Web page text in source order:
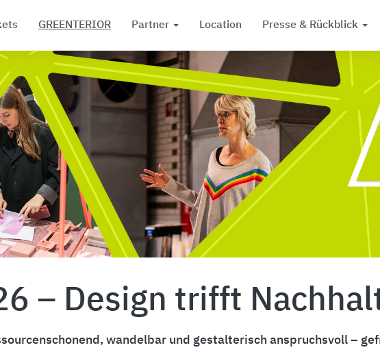
GREENTERIOR Partner Location Presse & Rückblick
– Design trifft
wandelbar und gestalterisch anspruchsvoll –